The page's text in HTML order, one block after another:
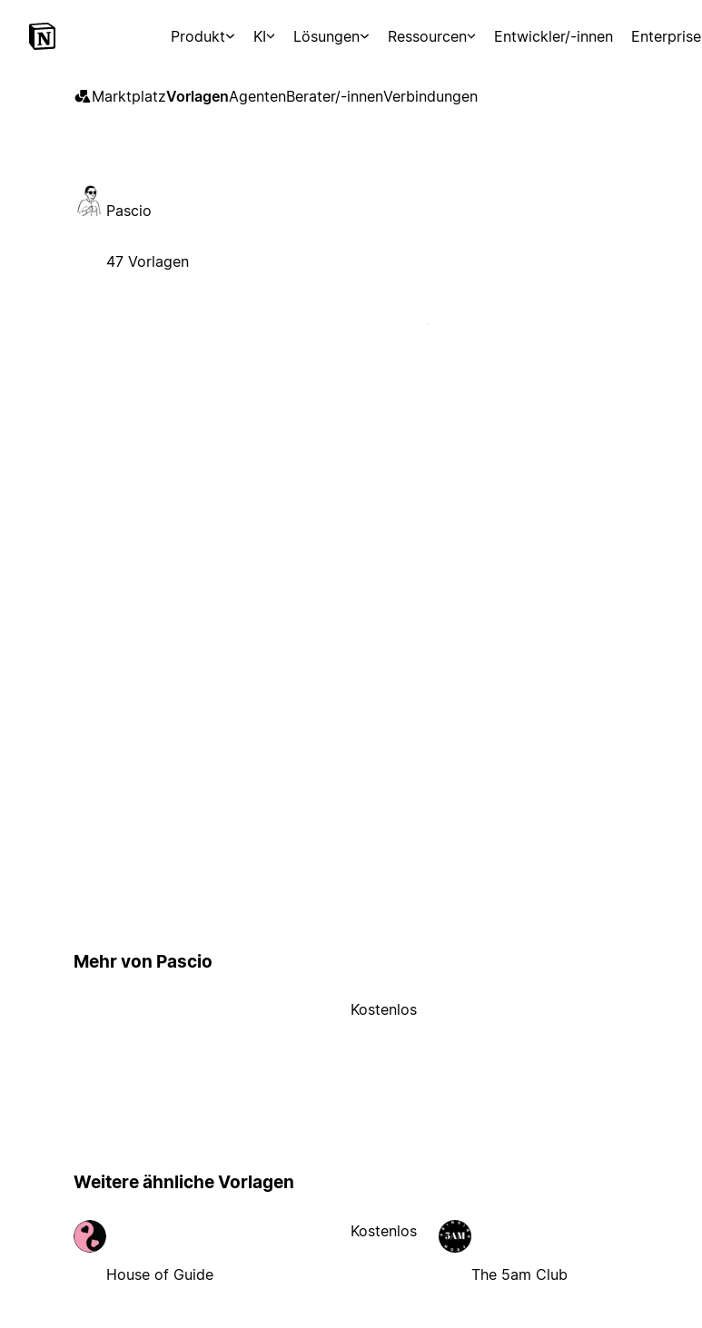
Produkt KI Lösungen Ressourcen Entwickler/-innen Enterprise
MarktplatzVorlagenAgentenBerater/-innenVerbindungen
Pascio
47 Vorlagen
Mehr von Pascio
Kostenlos
Weitere ähnliche Vorlagen
House of Guide
Kostenlos
The 5am Club